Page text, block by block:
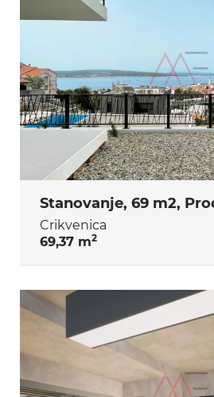
Crikvenica
69,37 m2